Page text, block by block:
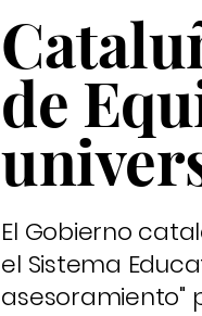
de
El Gobierno
el Sistema
asesoramiento"